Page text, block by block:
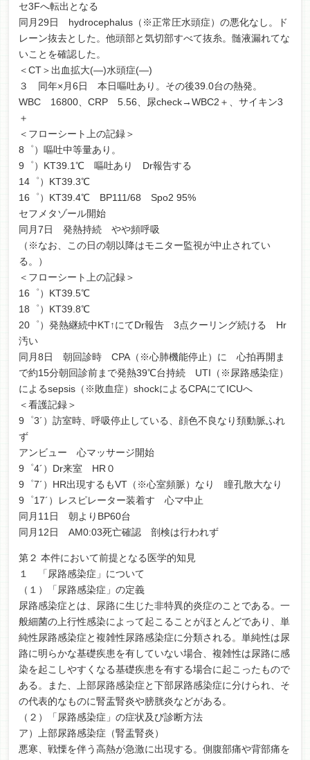
セ3Fへ転出となる
同月29日 hydrocephalus（※正常圧水頭症）の悪化なし。ド
レーン抜去とした。他頭部と気切部すべて抜糸。髄液漏れてな
いことを確認した。
＜CT＞出血拡大(―)水頭症(―)
３ 同年×月6日 本日嘔吐あり。その後39.0台の熱発。
WBC 16800、CRP 5.56、尿check→WBC2＋、サイキン3
＋
＜フローシート上の記録＞
8゜）嘔吐中等量あり。
9゜）KT39.1℃ 嘔吐あり Dr報告する
14゜）KT39.3℃
16゜）KT39.4℃ BP111/68 Spo2 95%
セフメタゾール開始
同月7日 発熱持続 やや頻呼吸
（※なお、この日の朝以降はモニター監視が中止されてい
る。）
＜フローシート上の記録＞
16゜）KT39.5℃
18゜）KT39.8℃
20゜）発熱継続中KT↑にてDr報告 3点クーリング続ける Hr
汚い
同月8日 朝回診時 CPA（※心肺機能停止）に 心拍再開ま
で約15分朝回診前まで発熱39℃台持続 UTI（※尿路感染症）
によるsepsis（※敗血症）shockによるCPAにてICUへ
＜看護記録＞
9゜3´）訪室時、呼吸停止している、顔色不良なり頚動脈ふれ
ず
アンビュー 心マッサージ開始
9゜4´）Dr来室 HR０
9゜7´）HR出現するもVT（※心室頻脈）なり 瞳孔散大なり
9゜17´）レスピレーター装着す 心マ中止
同月11日 朝よりBP60台
同月12日 AM0:03死亡確認 剖検は行われず
第２ 本件において前提となる医学的知見
１ 「尿路感染症」について
（１）「尿路感染症」の定義
尿路感染症とは、尿路に生じた非特異的炎症のことである。一
般細菌の上行性感染によって起こることがほとんどであり、単
純性尿路感染症と複雑性尿路感染症に分類される。単純性は尿
路に明らかな基礎疾患を有していない場合、複雑性は尿路に感
染を起こしやすくなる基礎疾患を有する場合に起こったもので
ある。また、上部尿路感染症と下部尿路感染症に分けられ、そ
の代表的なものに腎盂腎炎や膀胱炎などがある。
（２）「尿路感染症」の症状及び診断方法
ア）上部尿路感染症（腎盂腎炎）
悪寒、戦慄を伴う高熱が急激に出現する。側腹部痛や背部痛を